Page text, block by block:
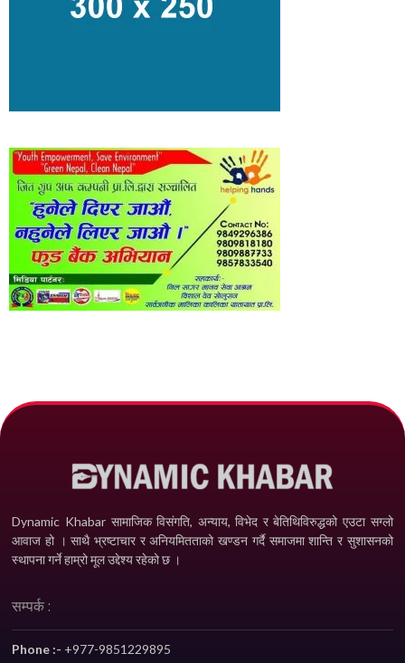
Dynamic Khabar सामाजिक विसंगति, अन्याय, विभेद­ र बेतिथिविरुद्धको एउटा सग्लो
आवाज हो । साथै भ्रष्टाचार र अनियमितताको खण्डन गर्दै समाजमा शान्ति र सुशासनको
स्थापना गर्ने हाम्रो मूल उद्देश्य रहेको छ ।
सम्पर्क :
Phone :- +977-9851229895